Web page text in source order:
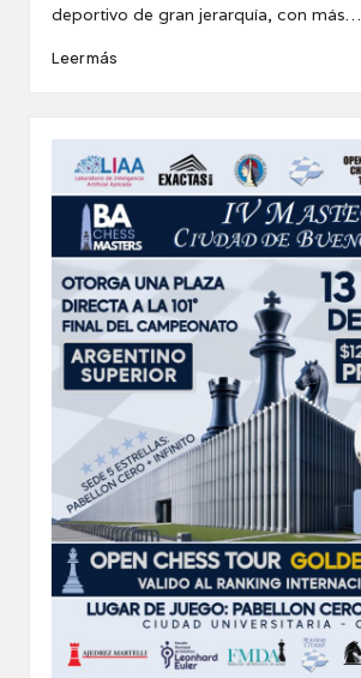
deportivo de gran jerarquía, con más…
Leer más